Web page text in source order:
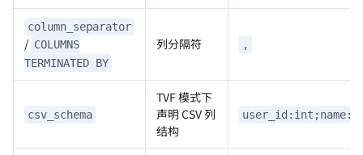
column_separator
/ COLUMNS
TERMINATED BY
列分隔符 ,
csv_schema
TVF 模式下
声明 CSV 列
结构